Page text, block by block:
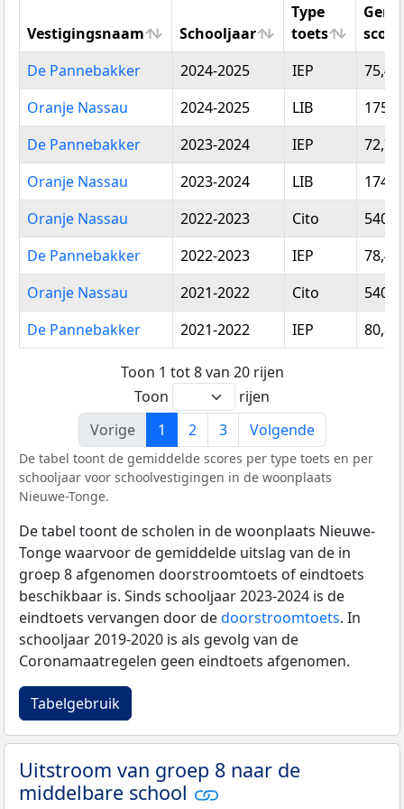
Vestigingsnaam Schooljaar
Type
toets
score
Vestigingsnaam
Schooljaar
Type
toets
score
De Pannebakker 2024-2025 IEP
75,40
Oranje Nassau
2024-2025 LIB
De Pannebakker
2023-2024 IEP
72,73
Oranje Nassau
2023-2024 LIB
Oranje Nassau
2022-2023 Cito
De Pannebakker
2022-2023 IEP
78,46
Oranje Nassau
2021-2022 Cito
De Pannebakker
2021-2022 IEP 80,85
Toon 1 tot 8 van 20 rijen
Toon
rijen
Vorige
1 2 3 Volgende
De tabel toont de gemiddelde scores per type toets en per
schooljaar voor schoolvestigingen in de woonplaats
Nieuwe-Tonge.
De tabel toont de scholen in de woonplaats Nieuwe-
Tonge waarvoor de gemiddelde uitslag van de in
groep 8 afgenomen doorstroomtoets of eindtoets
beschikbaar is. Sinds schooljaar 2023-2024 is de
eindtoets vervangen door dedoorstroomtoets. In
schooljaar 2019-2020 is als gevolg van de
Coronamaatregelen geen eindtoets afgenomen.
Tabelgebruik
Uitstroom van groep 8 naar de
middelbare school